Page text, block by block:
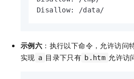
Disallow: /data/
示例六 ：执行以下命令，允许访问
实现 a 目录下只有 b.htm 允许访